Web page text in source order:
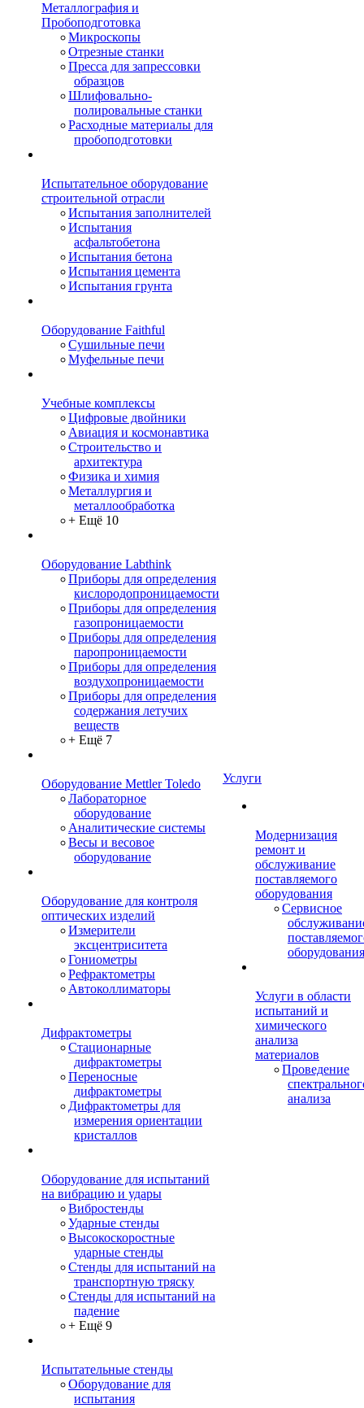
Металлография и
Пробоподготовка
Микроскопы
Отрезные станки
Пресса для запрессовки
образцов
Шлифовально-
полировальные станки
Расходные материалы для
пробоподготовки
Испытательное оборудование
строительной отрасли
Испытания заполнителей
Испытания
асфальтобетона
Испытания бетона
Испытания цемента
Испытания грунта
Оборудование Faithful
Сушильные печи
Муфельные печи
Учебные комплексы
Цифровые двойники
Авиация и космонавтика
Строительство и
архитектура
Физика и химия
Металлургия и
металлообработка
+ Ещё 10
Оборудование Labthink
Приборы для определения
кислородопроницаемости
Приборы для определения
газопроницаемости
Приборы для определения
паропроницаемости
Приборы для определения
воздухопроницаемости
Приборы для определения
содержания летучих
веществ
+ Ещё 7
Оборудование Mettler Toledo
Лабораторное
оборудование
Аналитические системы
Весы и весовое
оборудование
Оборудование для контроля
оптических изделий
Измерители
эксцентриситета
Гониометры
Рефрактометры
Автоколлиматоры
Дифрактометры
Стационарные
дифрактометры
Переносные
дифрактометры
Дифрактометры для
измерения ориентации
кристаллов
Оборудование для испытаний
на вибрацию и удары
Вибростенды
Ударные стенды
Высокоскоростные
ударные стенды
Стенды для испытаний на
транспортную тряску
Стенды для испытаний на
падение
+ Ещё 9
Испытательные стенды
Оборудование для
испытания
Услуги
Модернизация
ремонт и
обслуживание
поставляемого
оборудования
Сервисное
оборудования
Услуги в области
испытаний и
химического
анализа
материалов
Проведение
анализа